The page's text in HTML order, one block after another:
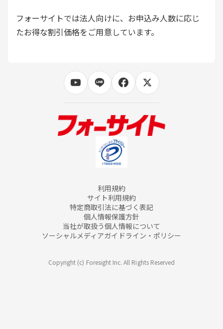
フォーサイトでは法人向けに、お申込み人数に応じ
たお得な割引価格をご用意しています。
利用規約
サイト利用規約
特定商取引法に基づく表記
個人情報保護方針
当社が取扱う個人情報について
ソーシャルメディアガイドライン・ポリシー
Copyright (c) Foresight Inc. All Rights Reserved